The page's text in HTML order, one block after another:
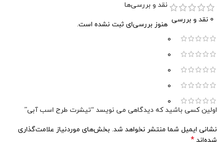
0 نقد و بررسی
0
0
0
0
0
نقد و بررسی‌ها
هنوز بررسی‌ای ثبت نشده است.
اولین کسی باشید که دیدگاهی می نویسد “تیشرت طرح اسب آبی”
نشانی ایمیل شما منتشر نخواهد شد. بخش‌های موردنیاز علامت‌گذاری